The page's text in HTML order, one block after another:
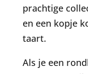
prachtige
en een kopje
taart.
Als je een